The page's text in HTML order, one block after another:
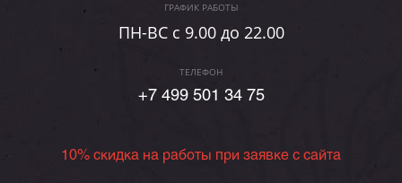
ГРАФИК РАБОТЫ
ПН-ВC c 9.00 до 22.00
ТЕЛЕФОН
+7 499 501 34 75
10% скидка на работы при заявке с сайта